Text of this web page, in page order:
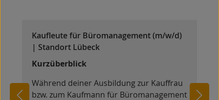
Kaufleute für Büromanagement (m/w/d)
| Standort Lübeck
Kurzüberblick
Während deiner Ausbildung zur Kauffrau
bzw. zum Kaufmann für Büromanagement